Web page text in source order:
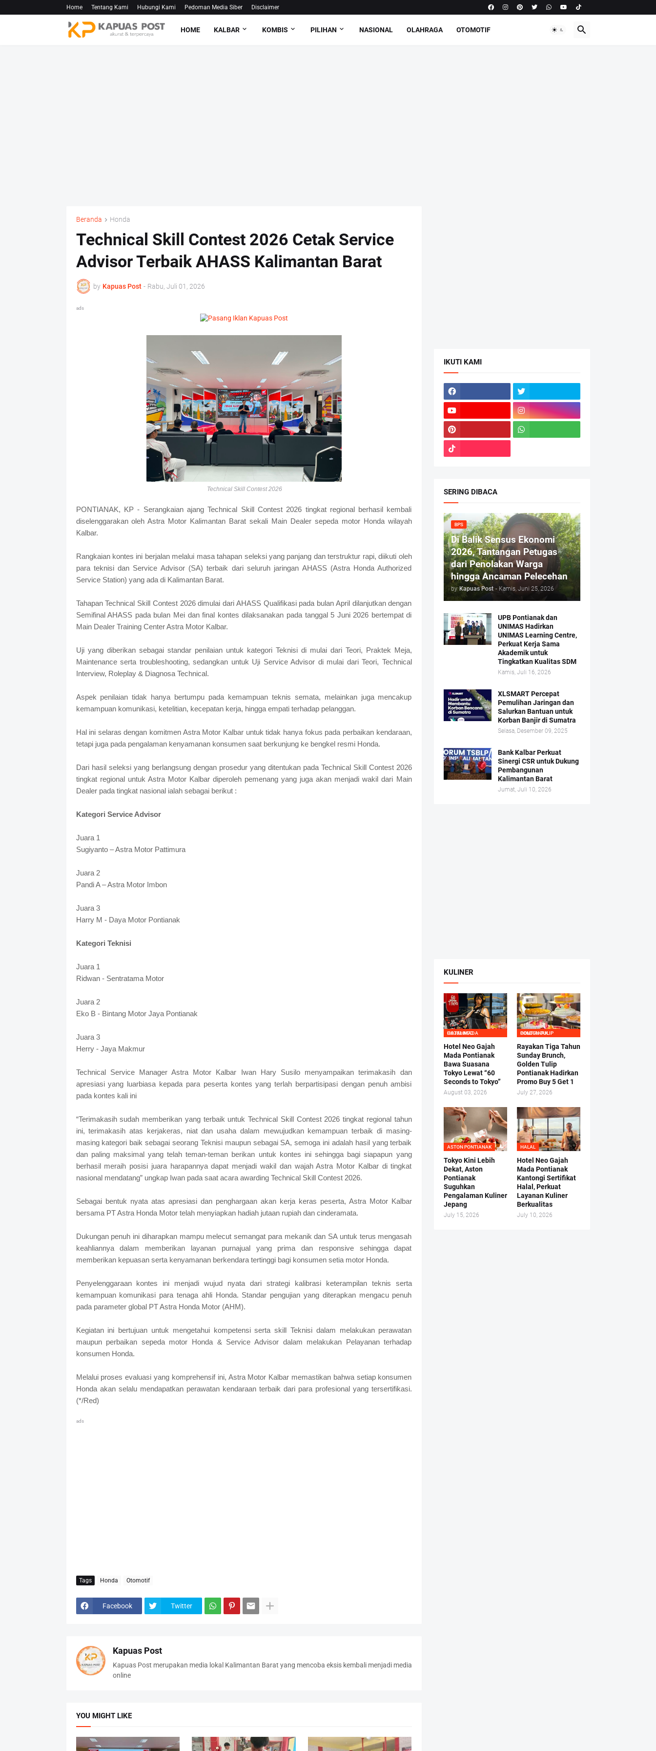
Home Tentang Kami Hubungi Kami Pedoman Media Siber Disclaimer
HOME KALBAR KOMBIS PILIHAN NASIONAL OLAHRAGA OTOMOTIF
Beranda Honda
Technical Skill Contest 2026 Cetak Service
Advisor Terbaik AHASS Kalimantan Barat
by Kapuas Post - Rabu, Juli 01, 2026
ads
Technical Skill Contest 2026
PONTIANAK, KP - Serangkaian ajang Technical Skill Contest 2026 tingkat regional berhasil kembali
diselenggarakan oleh Astra Motor Kalimantan Barat sekali Main Dealer sepeda motor Honda wilayah
Kalbar.
Rangkaian kontes ini berjalan melalui masa tahapan seleksi yang panjang dan terstruktur rapi, diikuti oleh
para teknisi dan Service Advisor (SA) terbaik dari seluruh jaringan AHASS (Astra Honda Authorized
Service Station) yang ada di Kalimantan Barat.
Tahapan Technical Skill Contest 2026 dimulai dari AHASS Qualifikasi pada bulan April dilanjutkan dengan
Semifinal AHASS pada bulan Mei dan final kontes dilaksanakan pada tanggal 5 Juni 2026 bertempat di
Main Dealer Training Center Astra Motor Kalbar.
Uji yang diberikan sebagai standar penilaian untuk kategori Teknisi di mulai dari Teori, Praktek Meja,
Maintenance serta troubleshooting, sedangkan untuk Uji Service Advisor di mulai dari Teori, Technical
Interview, Roleplay & Diagnosa Technical.
Aspek penilaian tidak hanya bertumpu pada kemampuan teknis semata, melainkan juga mencakup
kemampuan komunikasi, ketelitian, kecepatan kerja, hingga empati terhadap pelanggan.
Hal ini selaras dengan komitmen Astra Motor Kalbar untuk tidak hanya fokus pada perbaikan kendaraan,
tetapi juga pada pengalaman kenyamanan konsumen saat berkunjung ke bengkel resmi Honda.
Dari hasil seleksi yang berlangsung dengan prosedur yang ditentukan pada Technical Skill Contest 2026
tingkat regional untuk Astra Motor Kalbar diperoleh pemenang yang juga akan menjadi wakil dari Main
Dealer pada tingkat nasional ialah sebagai berikut :
Kategori Service Advisor
Juara 1
Sugiyanto – Astra Motor Pattimura
Juara 2
Pandi A – Astra Motor Imbon
Juara 3
Harry M - Daya Motor Pontianak
Kategori Teknisi
Juara 1
Ridwan - Sentratama Motor
Juara 2
Eko B - Bintang Motor Jaya Pontianak
Juara 3
Herry - Jaya Makmur
Technical Service Manager Astra Motor Kalbar Iwan Hary Susilo menyampaikan terimakasih dan
apresiasi yang luarbiasa kepada para peserta kontes yang terlah berpartisipasi dengan penuh ambisi
pada kontes kali ini
“Terimakasih sudah memberikan yang terbaik untuk Technical Skill Contest 2026 tingkat regional tahun
ini, terimakasih atas kerjakeras, niat dan usaha dalam mewujudkan kemampuan terbaik di masing-
masing kategori baik sebagai seorang Teknisi maupun sebagai SA, semoga ini adalah hasil yang terbaik
dan paling maksimal yang telah teman-teman berikan untuk kontes ini sehingga bagi siapapun yang
berhasil meraih posisi juara harapannya dapat menjadi wakil dan wajah Astra Motor Kalbar di tingkat
nasional mendatang” ungkap Iwan pada saat acara awarding Technical Skill Contest 2026.
Sebagai bentuk nyata atas apresiasi dan penghargaan akan kerja keras peserta, Astra Motor Kalbar
bersama PT Astra Honda Motor telah menyiapkan hadiah jutaan rupiah dan cinderamata.
Dukungan penuh ini diharapkan mampu melecut semangat para mekanik dan SA untuk terus mengasah
keahliannya dalam memberikan layanan purnajual yang prima dan responsive sehingga dapat
memberikan kepuasan serta kenyamanan berkendara tertinggi bagi konsumen setia motor Honda.
Penyelenggaraan kontes ini menjadi wujud nyata dari strategi kalibrasi keterampilan teknis serta
kemampuan komunikasi para tenaga ahli Honda. Standar pengujian yang diterapkan mengacu penuh
pada parameter global PT Astra Honda Motor (AHM).
Kegiatan ini bertujuan untuk mengetahui kompetensi serta skill Teknisi dalam melakukan perawatan
maupun perbaikan sepeda motor Honda & Service Advisor dalam melakukan Pelayanan terhadap
konsumen Honda.
Melalui proses evaluasi yang komprehensif ini, Astra Motor Kalbar memastikan bahwa setiap konsumen
Honda akan selalu mendapatkan perawatan kendaraan terbaik dari para profesional yang tersertifikasi.
(*/Red)
ads
Tags Honda Otomotif
Facebook Twitter
Kapuas Post
Kapuas Post merupakan media lokal Kalimantan Barat yang mencoba eksis kembali menjadi media
online
YOU MIGHT LIKE
IKUTI KAMI
SERING DIBACA
BPS
Di Balik Sensus Ekonomi
2026, Tantangan Petugas
dari Penolakan Warga
hingga Ancaman Pelecehan
by Kapuas Post - Kamis, Juni 25, 2026
UPB Pontianak dan
UNIMAS Hadirkan
UNIMAS Learning Centre,
Perkuat Kerja Sama
Akademik untuk
Tingkatkan Kualitas SDM
Kamis, Juli 16, 2026
XLSMART Percepat
Pemulihan Jaringan dan
Salurkan Bantuan untuk
Korban Banjir di Sumatra
Selasa, Desember 09, 2025
Bank Kalbar Perkuat
Sinergi CSR untuk Dukung
Pembangunan
Kalimantan Barat
Jumat, Juli 10, 2026
KULINER
HOTEL NEO GAJAHMADA
Hotel Neo Gajah
Mada Pontianak
Bawa Suasana
Tokyo Lewat “60
Seconds to Tokyo”
August 03, 2026
GOLDEN TULIP PONTIANAK
Rayakan Tiga Tahun
Sunday Brunch,
Golden Tulip
Pontianak Hadirkan
Promo Buy 5 Get 1
July 27, 2026
ASTON PONTIANAK
Tokyo Kini Lebih
Dekat, Aston
Pontianak
Suguhkan
Pengalaman Kuliner
Jepang
July 15, 2026
HALAL
Hotel Neo Gajah
Mada Pontianak
Kantongi Sertifikat
Halal, Perkuat
Layanan Kuliner
Berkualitas
July 10, 2026